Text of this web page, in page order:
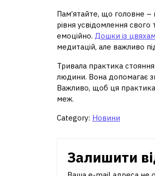
Пам’ятайте, що головне –
рівня усвідомлення
емоційно. Дошки із
медитацій, але важливо
Тривала практика
людини. Вона допомагає
Важливо, щоб ця практика
меж.
Category: Новини
Залишити